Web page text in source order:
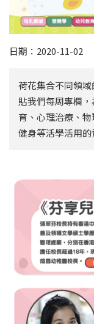
日期：2020-11-02
荷花集合不同領
貼我們每周專欄
育、心理治療、
健身等活學活用的